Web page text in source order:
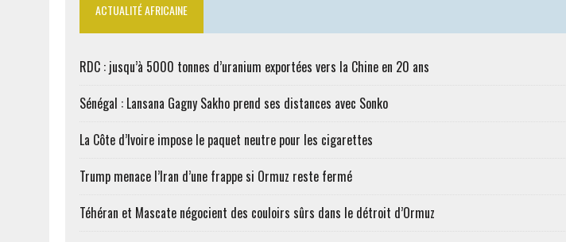
ACTUALITÉ AFRICAINE
RDC : jusqu’à 5000 tonnes d’uranium exportées vers la Chine en 20 ans
Sénégal : Lansana Gagny Sakho prend ses distances avec Sonko
La Côte d’Ivoire impose le paquet neutre pour les cigarettes
Trump menace l’Iran d’une frappe si Ormuz reste fermé
Téhéran et Mascate négocient des couloirs sûrs dans le détroit d’Ormuz